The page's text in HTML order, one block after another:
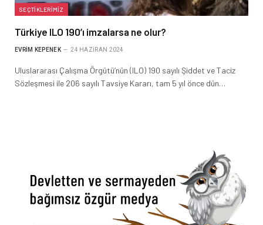
SEÇTIKLERIMIZ
Türkiye ILO 190’ı imzalarsa ne olur?
EVRIM KEPENEK 24 HAZIRAN 2024
Uluslararası Çalışma Örgütü’nün (ILO) 190 sayılı Şiddet ve Taciz
Sözleşmesi ile 206 sayılı Tavsiye Kararı, tam 5 yıl önce dün…